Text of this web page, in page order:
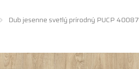
Dub jesenne svetlý prírodný PUCP 40087